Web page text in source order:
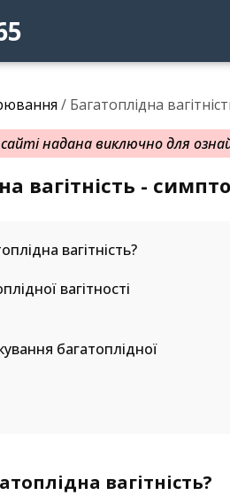
/ Багатоплідна
надана виключно для
вагітність -
вагітність?
вагітності
багатоплідної
вагітність?